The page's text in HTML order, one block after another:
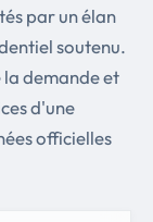
par un élan
soutenu.
la demande et
d'une
officielles